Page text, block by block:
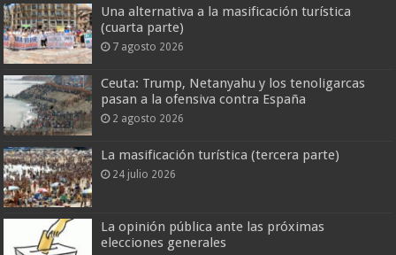
Una alternativa a la masificación turística
(cuarta parte)
7 agosto 2026
Ceuta: Trump, Netanyahu y los tenoligarcas
pasan a la ofensiva contra España
2 agosto 2026
La masificación turística (tercera parte)
24 julio 2026
La opinión pública ante las próximas
elecciones generales